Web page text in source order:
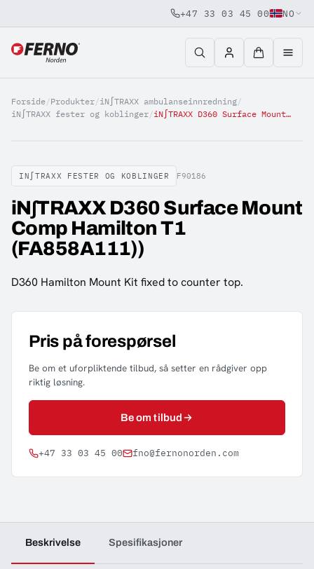
Jump to content
+47 33 03 45 00 NO
Forside/Produkter/iN∫TRAXX ambulanseinnredning/
iN∫TRAXX fester og koblinger/ iN∫TRAXX D360 Surface Mount Comp Hamilton T1 (FA858A111))
IN∫TRAXX FESTER OG KOBLINGER F90186
iN∫TRAXX D360 Surface Mount
Comp Hamilton T1
(FA858A111))
D360 Hamilton Mount Kit fixed to counter top.
Pris på forespørsel
Be om et uforpliktende tilbud, så setter en rådgiver opp
riktig løsning.
Be om tilbud
+47 33 03 45 00 fno@fernonorden.com
Beskrivelse Spesifikasjoner